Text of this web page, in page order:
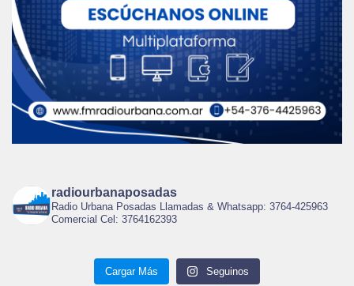
radiourbanaposadas
Radio Urbana Posadas Llamadas & Whatsapp: 3764-425963
Comercial Cel: 3764162393
Cargar Más Seguinos